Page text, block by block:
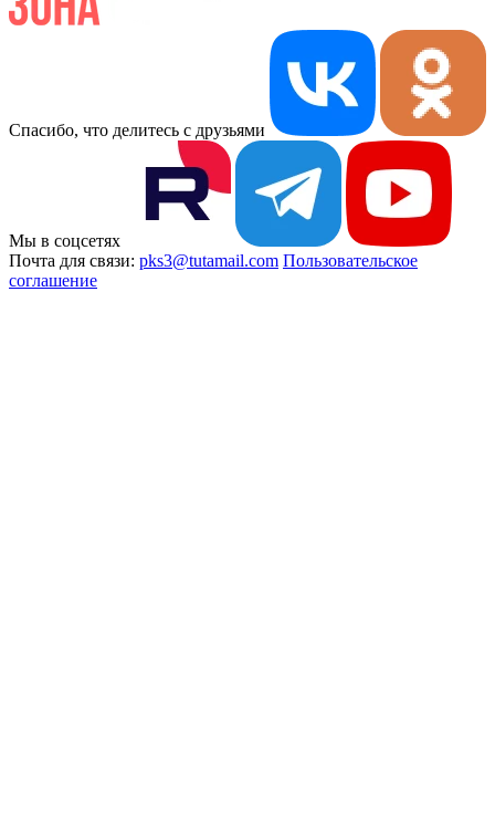
Спасибо, что делитесь с друзьями
Мы в соцсетях
Почта для связи: pks3@tutamail.com Пользовательское
соглашение